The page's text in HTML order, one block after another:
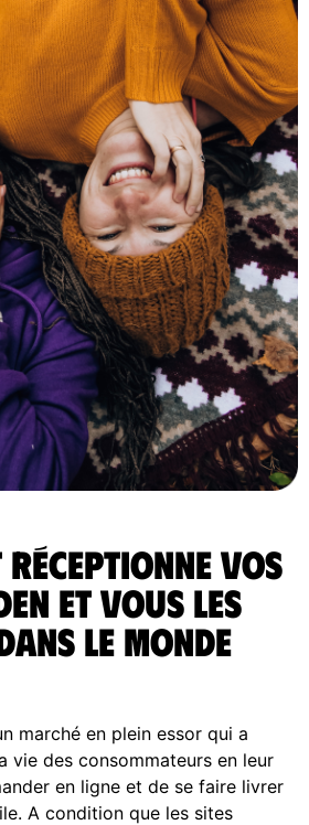
réceptionne vos
et vous les
le monde
marché en plein essor qui a
vie des consommateurs en leur
en ligne et de se faire livrer
A condition que les sites